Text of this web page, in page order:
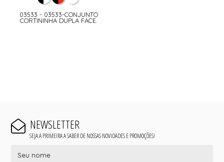
03533 - 03533-CONJUNTO
CORTININHA DUPLA FACE.
NEWSLETTER
SEJA A PRIMEIRA A SABER DE NOSSAS NOVIDADES E PROMOÇÕES!